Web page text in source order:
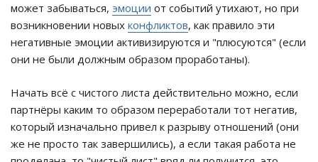
может забываться, эмоции от событий утихают, но при
возникновении новых конфликтов, как правило эти
негативные эмоции активизируются и "плюсуются" (если
они не были должным образом проработаны).
Начать всё с чистого листа действительно можно, если
партнёры каким то образом переработали тот негатив,
который изначально привел к разрыву отношений (они
же не просто так завершились), а если такая работа не